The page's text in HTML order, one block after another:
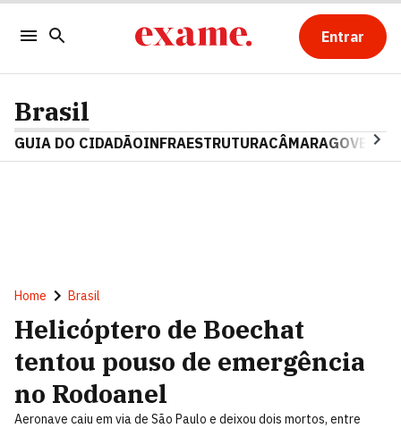
Entrar
Brasil
GUIA DO CIDADÃOINFRAESTRUTURACÂMARAGOVERNO
Home Brasil
Helicóptero de Boechat
tentou pouso de emergência
no Rodoanel
Aeronave caiu em via de São Paulo e deixou dois mortos, entre